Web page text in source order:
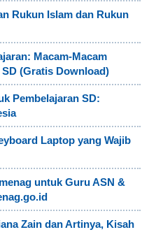
Rukun Islam dan Rukun
Macam-Macam
(Gratis Download)
Pembelajaran SD:
Laptop yang Wajib
untuk Guru ASN &
Zain dan Artinya, Kisah